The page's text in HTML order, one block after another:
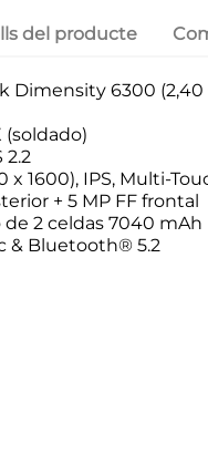
del producte
Dimensity 6300 (2,40
(soldado)
2.2
x 1600), IPS, Multi-
+ 5 MP FF frontal
de 2 celdas 7040 mAh
& Bluetooth® 5.2